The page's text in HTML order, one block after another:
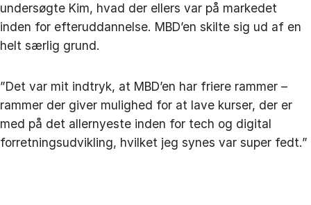
undersøgte Kim, hvad der ellers var på markedet
inden for efteruddannelse. MBD’en skilte sig ud af en
helt særlig grund.
”Det var mit indtryk, at MBD’en har friere rammer –
rammer der giver mulighed for at lave kurser, der er
med på det allernyeste inden for tech og digital
forretningsudvikling, hvilket jeg synes var super fedt.”